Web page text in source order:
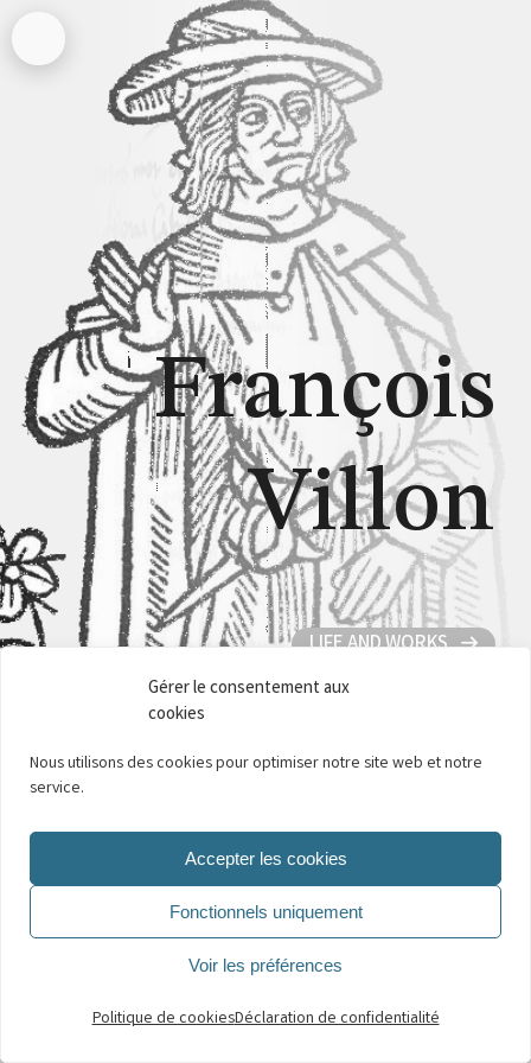
Gérer le consentement aux
cookies
Nous utilisons des cookies pour optimiser notre site web et notre
service.
Accepter les cookies
Fonctionnels uniquement
Voir les préférences
Politique de cookiesDéclaration de confidentialité
François
Villon
LIFE AND WORKS
VILLON’S WORLD